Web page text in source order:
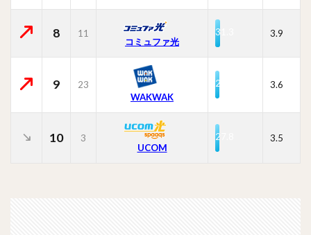
8 11
コミュファ光
31.3 3.9
9
23
WAKWAK
28.8 3.6
10
3
UCOM
27.8 3.5